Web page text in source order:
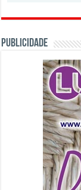
PUBLICIDADE